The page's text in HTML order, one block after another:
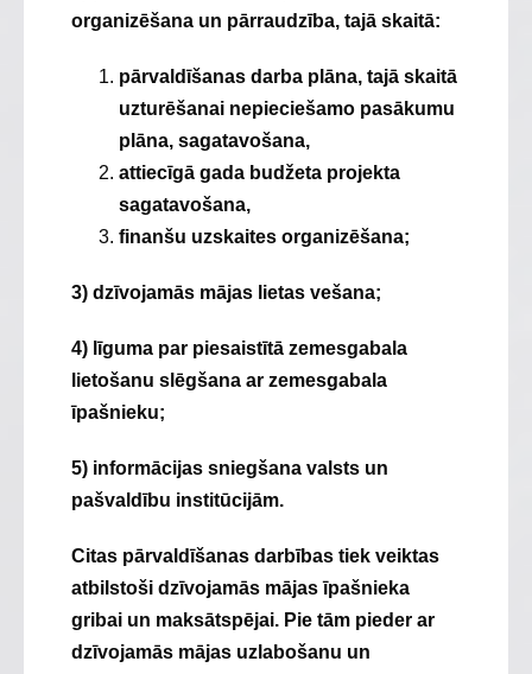
organizēšana un pārraudzība, tajā skaitā:
pārvaldīšanas darba plāna, tajā skaitā
uzturēšanai nepieciešamo pasākumu
plāna, sagatavošana,
attiecīgā gada budžeta projekta
sagatavošana,
finanšu uzskaites organizēšana;
3) dzīvojamās mājas lietas vešana;
4) līguma par piesaistītā zemesgabala
lietošanu slēgšana ar zemesgabala
īpašnieku;
5) informācijas sniegšana valsts un
pašvaldību institūcijām.
Citas pārvaldīšanas darbības tiek veiktas
atbilstoši dzīvojamās mājas īpašnieka
gribai un maksātspējai. Pie tām pieder ar
dzīvojamās mājas uzlabošanu un